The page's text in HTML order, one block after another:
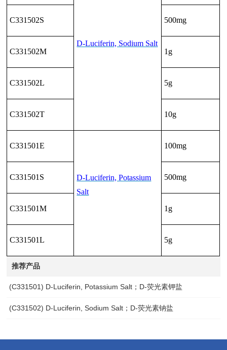
D-Luciferin, Sodium Salt
C331502S 500mg
C331502M 1g
C331502L 5g
C331502T 10g
C331501E
D-Luciferin, Potassium
Salt
100mg
C331501S 500mg
C331501M 1g
C331501L 5g
推荐产品
(C331501) D-Luciferin, Potassium Salt；D-荧光素钾盐
(C331502) D-Luciferin, Sodium Salt；D-荧光素钠盐